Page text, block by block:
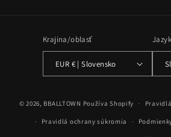
Krajina/oblasť
EUR € | Slovensko
Jazyk
platby
© 2026, BBALLTOWN Používa Shopify
Pravidlá ochrany súkromia